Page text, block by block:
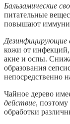
Бальзамические
питательные
повышают
Дезинфицирующие
кожи от
акне и оспы.
образования
непосредственно
Чайное дерево
действие, поэтому
обработки